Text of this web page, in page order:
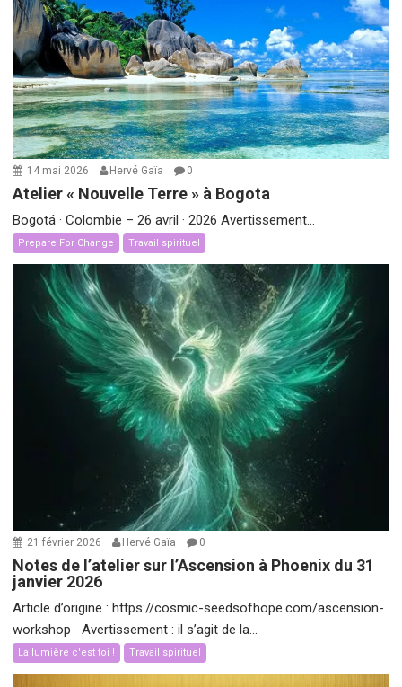
14 mai 2026 Hervé Gaïa 0
Atelier « Nouvelle Terre » à Bogota
Bogotá · Colombie – 26 avril · 2026 Avertissement...
Prepare For Change Travail spirituel
21 février 2026 Hervé Gaïa 0
Notes de l’atelier sur l’Ascension à Phoenix du 31
janvier 2026
Article d’origine : https://cosmic-seedsofhope.com/ascension-
workshop Avertissement : il s’agit de la...
La lumière c'est toi ! Travail spirituel